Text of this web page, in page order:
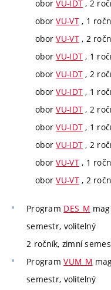
oborVU-IDT , 2
oborVU-VT, 1
oborVU-VT, 2
oborVU-IDT , 1
oborVU-IDT , 2
oborVU-IDT , 1
oborVU-IDT , 2
oborVU-IDT , 1
oborVU-IDT , 2
oborVU-VT, 1
oborVU-VT, 2
Program DES_M
semestr, volitelný
2 ročník, zimní
ProgramVUM_M
semestr, volitelný